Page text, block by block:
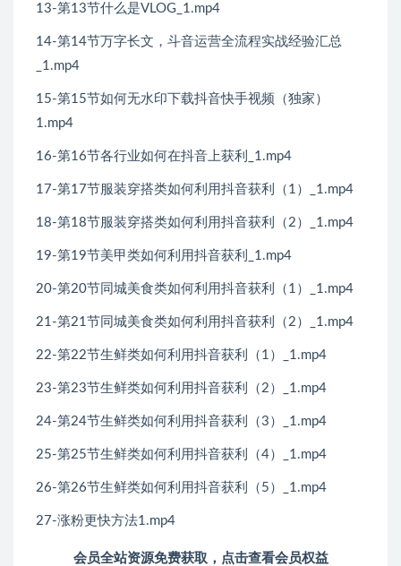
13-第13节什么是VLOG_1.mp4
14-第14节万字长文，斗音运营全流程实战经验汇总
_1.mp4
15-第15节如何无水印下载抖音快手视频（独家）
1.mp4
16-第16节各行业如何在抖音上获利_1.mp4
17-第17节服装穿搭类如何利用抖音获利（1）_1.mp4
18-第18节服装穿搭类如何利用抖音获利（2）_1.mp4
19-第19节美甲类如何利用抖音获利_1.mp4
20-第20节同城美食类如何利用抖音获利（1）_1.mp4
21-第21节同城美食类如何利用抖音获利（2）_1.mp4
22-第22节生鲜类如何利用抖音获利（1）_1.mp4
23-第23节生鲜类如何利用抖音获利（2）_1.mp4
24-第24节生鲜类如何利用抖音获利（3）_1.mp4
25-第25节生鲜类如何利用抖音获利（4）_1.mp4
26-第26节生鲜类如何利用抖音获利（5）_1.mp4
27-涨粉更快方法1.mp4
会员全站资源免费获取，点击查看会员权益